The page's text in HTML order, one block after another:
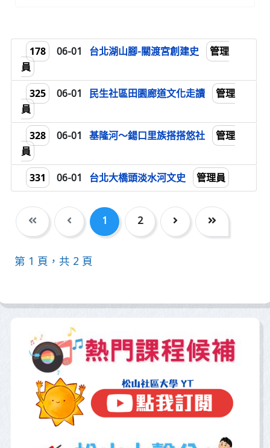
178 06-01 台北湖山腳-關渡宮創建史
管理
員
325
06-01 民生社區田園廊道文化走讀
管理
員
328
06-01基隆河～鍚口里族搭搭悠社
管理
員
331
06-01 台北大橋頭淡水河文史 管理員
1 2
第 1 頁，共 2 頁